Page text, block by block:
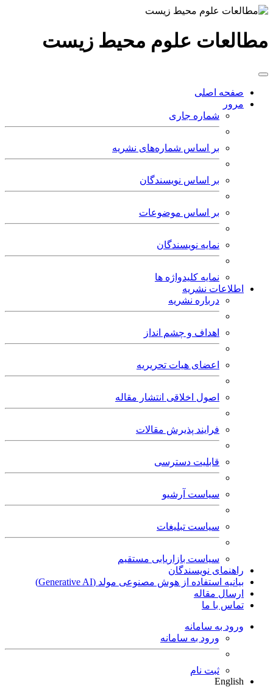
مطالعات علوم محیط زیست
صفحه اصلی
مرور
شماره جاری
بر اساس شماره‌های نشریه
بر اساس نویسندگان
بر اساس موضوعات
نمایه نویسندگان
نمایه کلیدواژه ها
اطلاعات نشریه
درباره نشریه
اهداف و چشم انداز
اعضای هیات تحریریه
اصول اخلاقی انتشار مقاله
فرایند پذیرش مقالات
قابلیت دسترسی
سیاست آرشیو
سیاست تبلیغات
سیاست بازاریابی مستقیم
راهنمای نویسندگان
بیانیه استفاده از هوش مصنوعی مولد (Generative AI)
ارسال مقاله
تماس با ما
ورود به سامانه
ورود به سامانه
ثبت نام
English